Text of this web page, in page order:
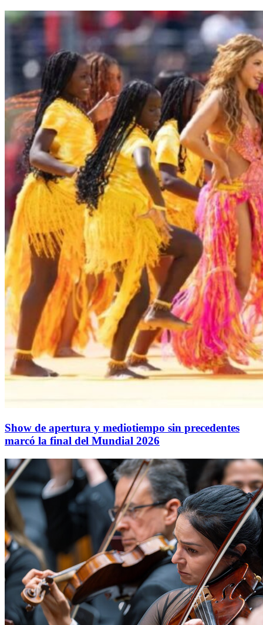
Show de apertura y mediotiempo sin precedentes
marcó la final del Mundial 2026